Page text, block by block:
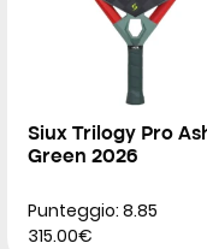
Siux Trilogy Pro
Green 2026
Punteggio: 8.85
315.00€